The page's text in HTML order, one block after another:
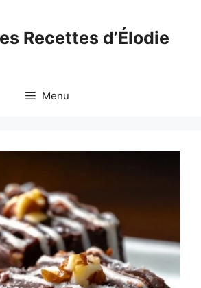
Recettes d’Élodie
Menu